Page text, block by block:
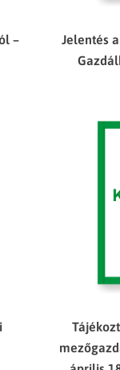
–
Jelentés